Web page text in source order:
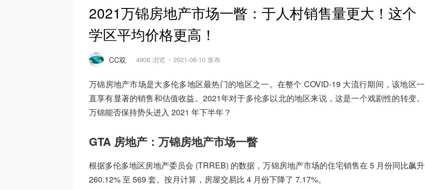
2021万锦房地产市场一瞥：于人村销售量更大！这个
学区平均价格更高！
CC双 4908 浏览 2021-08-10 发布
万锦房地产市场是大多伦多地区最热门的地区之一。在整个 COVID-19 大流行期间，该地区一
直享有显著的销售和估值收益。2021年对于多伦多以北的地区来说，这是一个戏剧性的转变。
万锦能否保持势头进入 2021 年下半年？
GTA 房地产：万锦房地产市场一瞥
根据多伦多地区房地产委员会 (TRREB) 的数据，万锦房地产市场的住宅销售在 5 月份同比飙升
260.12% 至 569 套。按月计算，房屋交易比 4 月份下降了 7.17%。